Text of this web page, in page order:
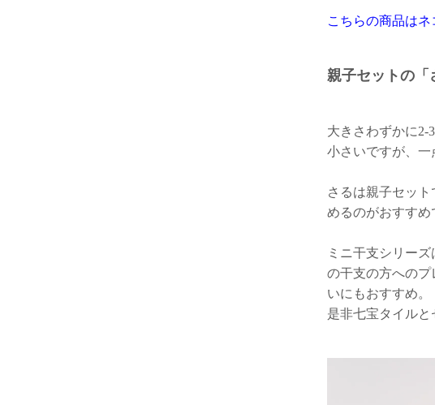
こちらの商品はネ
親子セットの「
大きさわずかに2-
小さいですが、一
さるは親子セッ
めるのがおすすめ
ミニ干支シリー
の干支の方への
いにもおすすめ。
是非七宝タイルと